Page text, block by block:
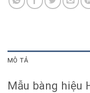
MÔ TẢ
Mẫu bàng hiệu